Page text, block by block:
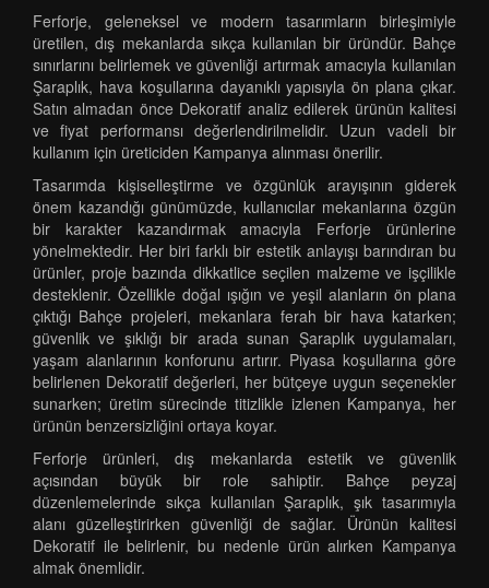
Ferforje, geleneksel ve modern tasarımların birleşimiyle
üretilen, dış mekanlarda sıkça kullanılan bir üründür. Bahçe
sınırlarını belirlemek ve güvenliği artırmak amacıyla kullanılan
Şaraplık, hava koşullarına dayanıklı yapısıyla ön plana çıkar.
Satın almadan önce Dekoratif analiz edilerek ürünün kalitesi
ve fiyat performansı değerlendirilmelidir. Uzun vadeli bir
kullanım için üreticiden Kampanya alınması önerilir.
Tasarımda kişiselleştirme ve özgünlük arayışının giderek
önem kazandığı günümüzde, kullanıcılar mekanlarına özgün
bir karakter kazandırmak amacıyla Ferforje ürünlerine
yönelmektedir. Her biri farklı bir estetik anlayışı barındıran bu
ürünler, proje bazında dikkatlice seçilen malzeme ve işçilikle
desteklenir. Özellikle doğal ışığın ve yeşil alanların ön plana
çıktığı Bahçe projeleri, mekanlara ferah bir hava katarken;
güvenlik ve şıklığı bir arada sunan Şaraplık uygulamaları,
yaşam alanlarının konforunu artırır. Piyasa koşullarına göre
belirlenen Dekoratif değerleri, her bütçeye uygun seçenekler
sunarken; üretim sürecinde titizlikle izlenen Kampanya, her
ürünün benzersizliğini ortaya koyar.
Ferforje ürünleri, dış mekanlarda estetik ve güvenlik
açısından büyük bir role sahiptir. Bahçe peyzaj
düzenlemelerinde sıkça kullanılan Şaraplık, şık tasarımıyla
alanı güzelleştirirken güvenliği de sağlar. Ürünün kalitesi
Dekoratif ile belirlenir, bu nedenle ürün alırken Kampanya
almak önemlidir.